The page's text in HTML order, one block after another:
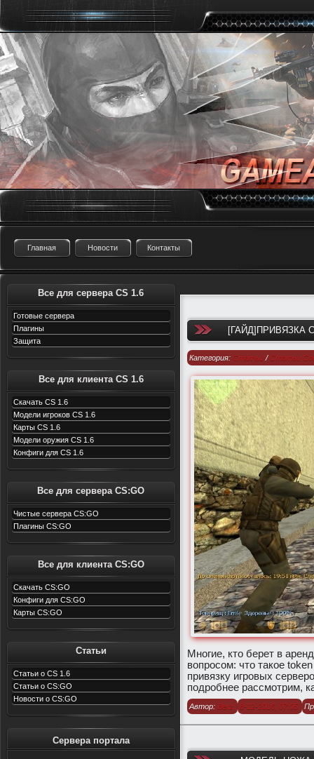
Главная Новости Контакты
Все для сервера CS 1.6
Готовые сервера
Плагины
Защита
Все для клиента CS 1.6
Скачать CS 1.6
Модели игроков CS 1.6
Карты CS 1.6
Модели оружия CS 1.6
Конфиги для CS 1.6
Все для сервера CS:GO
Чистые сервера CS:GO
Плагины CS:GO
Все для клиента CS:GO
Скачать CS:GO
Конфиги для CS:GO
Карты CS:GO
Статьи
Статьи о CS 1.6
Статьи о CS:GO
Новости о CS:GO
Сервера портала
[ГАЙД]ПРИВЯЗКА
Категория: Статьи /Статьи
Strike Global Offensive
Многие, кто берет в
вопросом: что такое
привязку игровых
подробнее рассмотрим,
Автор: Berz 8-12-2016, 07:05